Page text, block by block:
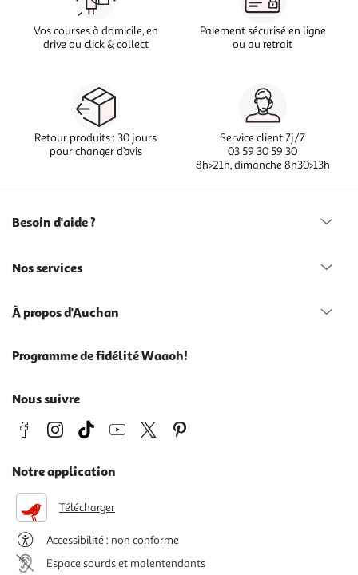
Vos courses à domicile, en
drive ou click & collect
Paiement sécurisé en ligne
ou au retrait
Retour produits : 30 jours
pour changer d’avis
Service client 7j/7
03 59 30 59 30
8h>21h, dimanche 8h30>13h
Besoin d'aide ?
Nos services
À propos d'Auchan
Programme de fidélité Waaoh!
Nous suivre
Notre application
Télécharger
Accessibilité : non conforme
Espace sourds et malentendants